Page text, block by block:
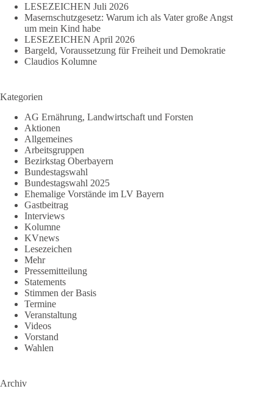
LESEZEICHEN Juli 2026
Masernschutzgesetz: Warum ich als Vater große Angst
um mein Kind habe
LESEZEICHEN April 2026
Bargeld, Voraussetzung für Freiheit und Demokratie
Claudios Kolumne
Kategorien
AG Ernährung, Landwirtschaft und Forsten
Aktionen
Allgemeines
Arbeitsgruppen
Bezirkstag Oberbayern
Bundestagswahl
Bundestagswahl 2025
Ehemalige Vorstände im LV Bayern
Gastbeitrag
Interviews
Kolumne
KVnews
Lesezeichen
Mehr
Pressemitteilung
Statements
Stimmen der Basis
Termine
Veranstaltung
Videos
Vorstand
Wahlen
Archiv